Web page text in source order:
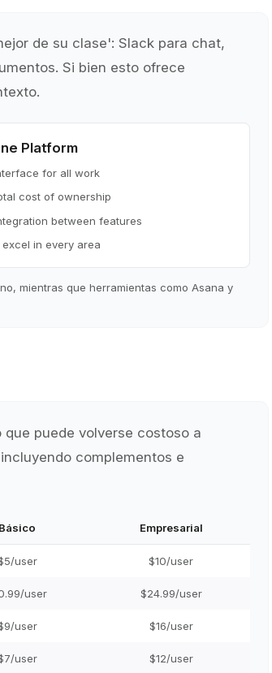
de su clase': Slack para chat,
Si bien esto ofrece
Platform
for all work
cost of ownership
between features
excel in every area
mientras que herramientas como Asana y
puede volverse costoso a
complementos e
Básico Empresarial
user $10/user
user $24.99/user
user $16/user
user $12/user